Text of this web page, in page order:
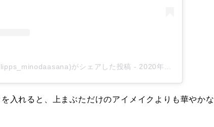
がシェアした投稿 - 2020年10月月29日午前7時06分PDT
入れると、上まぶただけのアイメイクよりも華やかな